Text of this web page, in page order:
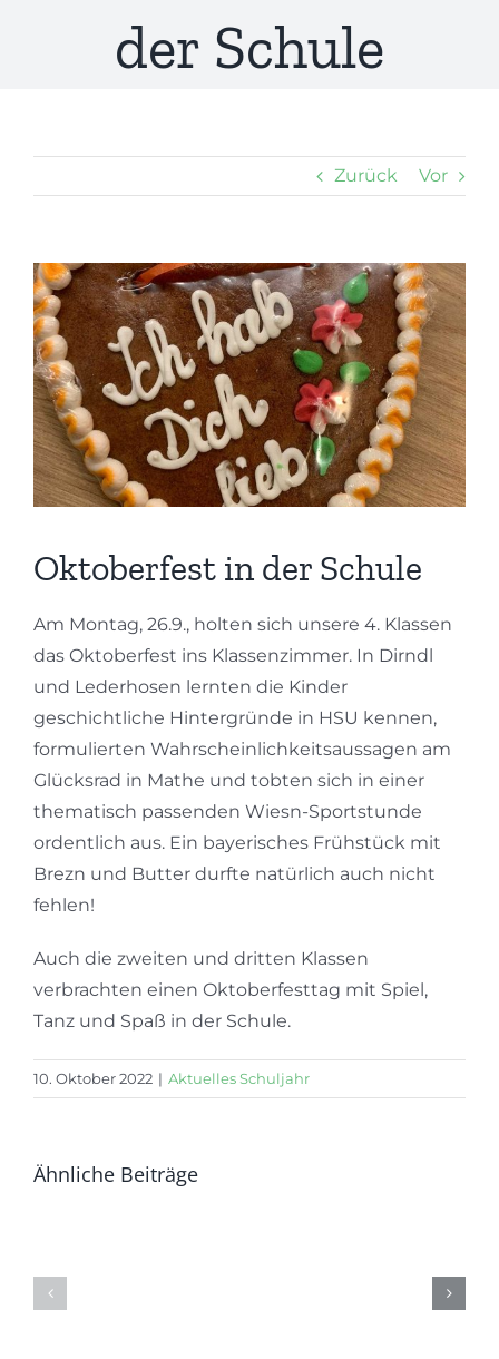
der Schule
Zurück Vor
Zeige
grösseres
Bild
Oktoberfest in der Schule
Am Montag, 26.9., holten sich unsere 4. Klassen
das Oktoberfest ins Klassenzimmer. In Dirndl
und Lederhosen lernten die Kinder
geschichtliche Hintergründe in HSU kennen,
formulierten Wahrscheinlichkeitsaussagen am
Glücksrad in Mathe und tobten sich in einer
thematisch passenden Wiesn-Sportstunde
ordentlich aus. Ein bayerisches Frühstück mit
Brezn und Butter durfte natürlich auch nicht
fehlen!
Auch die zweiten und dritten Klassen
verbrachten einen Oktoberfesttag mit Spiel,
Tanz und Spaß in der Schule.
10. Oktober 2022 | Aktuelles Schuljahr
Ähnliche Beiträge
ganze